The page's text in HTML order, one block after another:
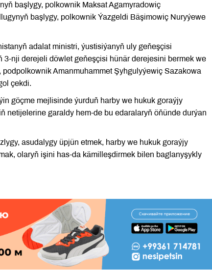
başlygy, polkownik Maksat Agamyradowiç
başlygy, polkownik Ýazgeldi Bäşimowiç Nuryýewe
adalat ministri, ýustisiýanyň uly geňeşçisi
nji derejeli döwlet geňeşçisi hünär derejesini bermek we
Amanmuhammet Şyhgulyýewiç Sazakowa
çekdi.
göçme mejlisinde ýurduň harby we hukuk goraýjy
netijelerine garaldy hem-de bu edaralaryň öňünde durýan
asudalygy üpjün etmek, harby we hukuk goraýjy
olaryň işini has-da kämilleşdirmek bilen baglanyşykly